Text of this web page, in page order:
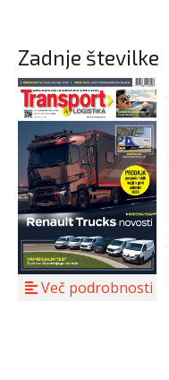
Zadnje številke
Več podrobnosti